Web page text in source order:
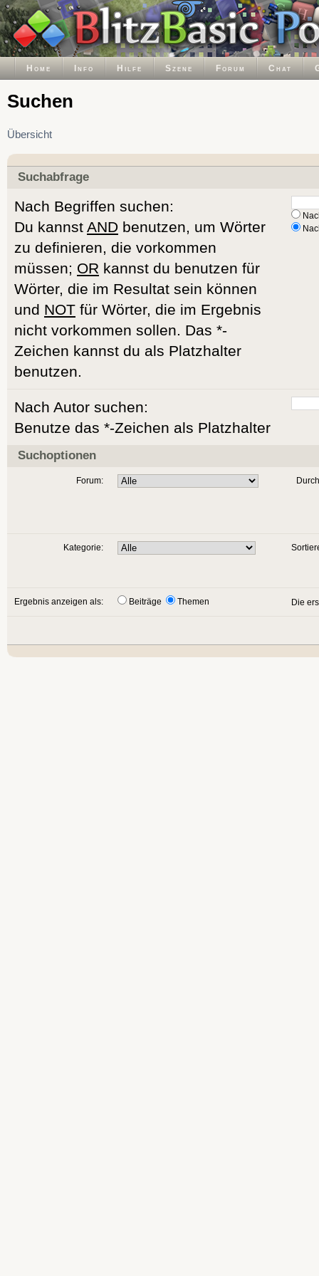
Home Info Hilfe Szene Forum Chat
Suchen
Übersicht
Suchabfrage
Nach Begriffen suchen:
Du kannst AND benutzen, um Wörter
zu definieren, die vorkommen
müssen; OR kannst du benutzen für
Wörter, die im Resultat sein können
und NOT für Wörter, die im Ergebnis
nicht vorkommen sollen. Das *-
Zeichen kannst du als Platzhalter
benutzen.
Nach Autor suchen:
Benutze das *-Zeichen als Platzhalter
Suchoptionen
Forum:
Kategorie:
Ergebnis anzeigen als: Beiträge Themen Die